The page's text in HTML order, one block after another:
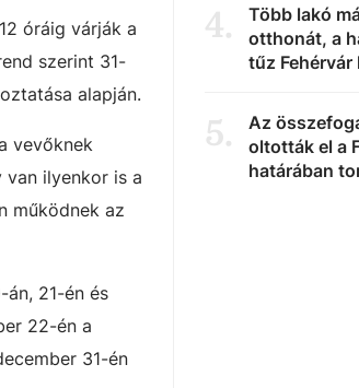
óráig várják a
szerint 31-
alapján.
vevőknek
ilyenkor is a
működnek az
21-én és
22-én a
31-én
4.
Több lakó
otthonát, a
tűz Fehérvár
5.
Az
oltották el a
határában